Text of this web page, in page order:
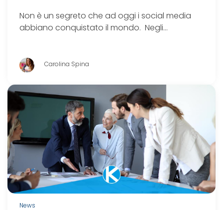
Non è un segreto che ad oggi i social media
abbiano conquistato il mondo. Negli…
Carolina Spina
News